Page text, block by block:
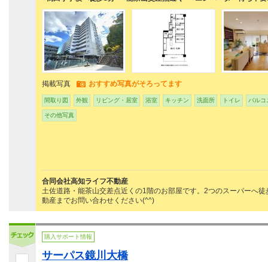
掲載写真 おすすめ写真がそろってます
間取り図 外観 リビング・居室 浴室 キッチン 洗面所 トイレ バルコ
その他写真
合同会社高知ライフ不動産
土佐道路・能茶山交差点近くの1階のお部屋です。2つのスーパーへ
動産までお問い合わせください(^^)
購入サポート情報
サーパス鏡川大橋